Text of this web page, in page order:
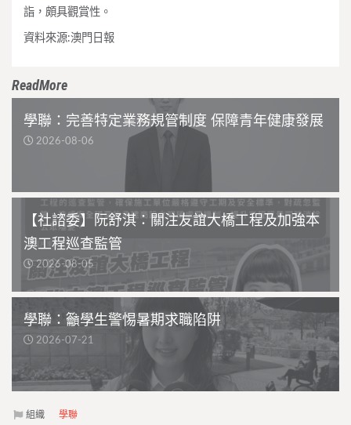
詣，頗具觀賞性。
資料來源:澳門日報
ReadMore
學聯：完善特定業務規管制度 保障青年健康發展
2026-08-06
【社諮委】阮舒淇：關注友誼大橋工程及加強本
澳工程巡查監管
2026-08-05
學聯：籲學生警惕暑期求職陷阱
2026-07-21
組織 學聯